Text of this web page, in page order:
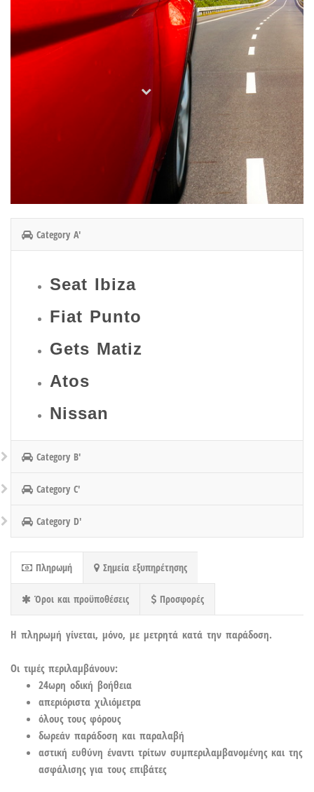
Category A'
Seat Ibiza
Fiat Punto
Gets Matiz
Atos
Nissan
Category B'
Category C'
Category D'
Πληρωμή Σημεία εξυπηρέτησης
Όροι και προϋποθέσεις Προσφορές
Η πληρωμή γίνεται, μόνο, με μετρητά κατά την παράδοση.
Οι τιμές περιλαμβάνουν:
24ωρη οδική βοήθεια
απεριόριστα χιλιόμετρα
όλους τους φόρους
δωρεάν παράδοση και παραλαβή
αστική ευθύνη έναντι τρίτων συμπεριλαμβανομένης και της
ασφάλισης για τους επιβάτες